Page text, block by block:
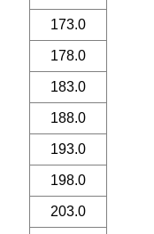
173.0
178.0
183.0
188.0
193.0
198.0
203.0